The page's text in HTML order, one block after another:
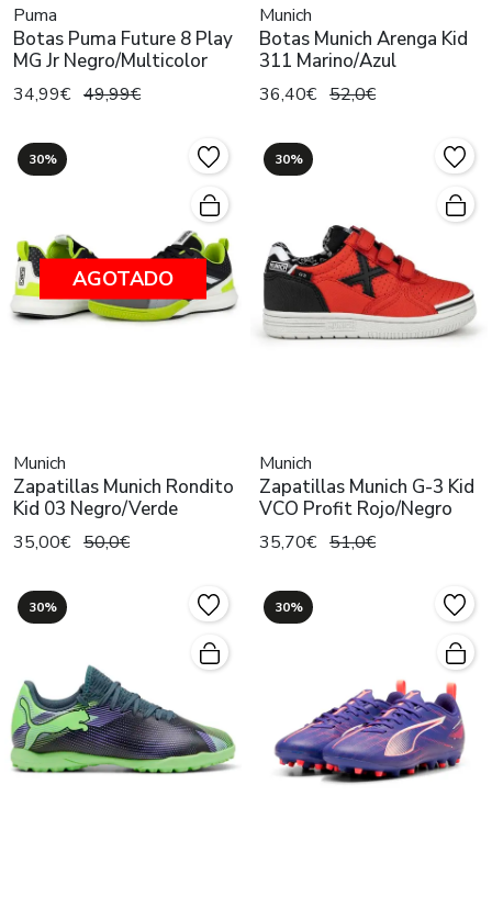
Puma
Botas Puma Future 8 Play
MG Jr Negro/Multicolor
34,99€ 49,99€
Munich
Botas Munich Arenga Kid
311 Marino/Azul
36,40€ 52,0€
30%
AGOTADO
Munich
Zapatillas Munich Rondito
Kid 03 Negro/Verde
35,00€ 50,0€
30%
Munich
Zapatillas Munich G-3 Kid
VCO Profit Rojo/Negro
35,70€ 51,0€
30% 30%